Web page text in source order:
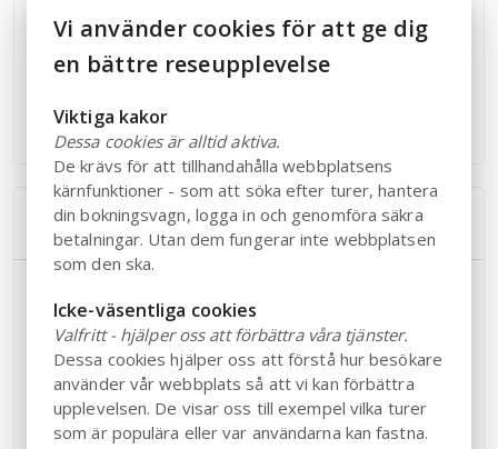
visning av den aktuella utställningen.
Upplev musik och scenkonst i många olika former i
den vackra Birgit Nilsson-salen.
Njut av goda smaker och den fantastiska utsikten
över Laholmsbukten i RAVINEN Café & Bistro
Övrig information
regionbuss 501 mot Båstad och stiga av vid hållplats
Båstad Norrviken. Hållplatsen ligger precis framför
RAVINEN.
Parkeringsplatser finns i nära anslutning till kulturhuset.
Skötrum och toalett för personer med
Vi använder cookies för att ge dig
en bättre reseupplevelse
Viktiga kakor
Dessa cookies är alltid aktiva.
De krävs för att tillhandahålla webbplatsens
kärnfunktioner - som att söka efter turer, hantera
din bokningsvagn, logga in och genomföra säkra
betalningar. Utan dem fungerar inte webbplatsen
som den ska.
Icke-väsentliga cookies
Valfritt - hjälper oss att förbättra våra tjänster.
Dessa cookies hjälper oss att förstå hur besökare
använder vår webbplats så att vi kan förbättra
upplevelsen. De visar oss till exempel vilka turer
som är populära eller var användarna kan fastna.